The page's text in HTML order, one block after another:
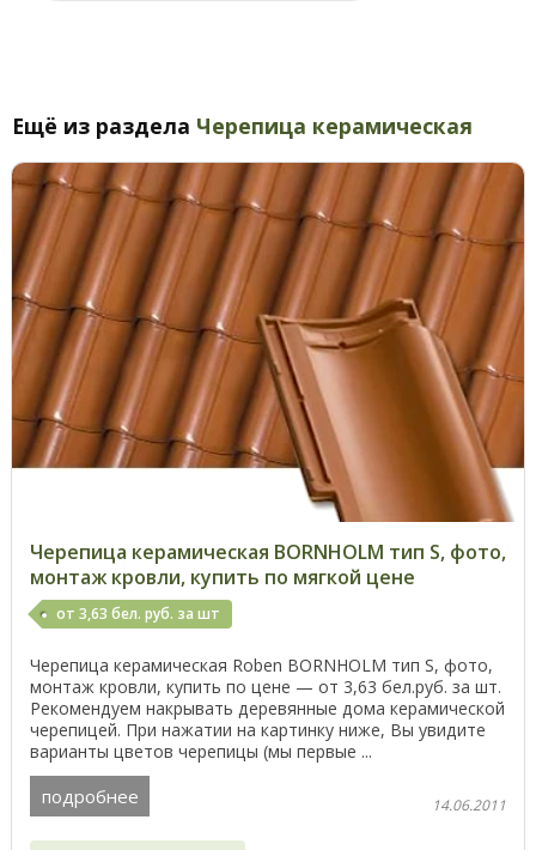
Ещё из раздела Черепица керамическая
Черепица керамическая BORNHOLM тип S, фото,
монтаж кровли, купить по мягкой цене
от 3,63 бел. руб. за шт
Черепица керамическая Roben BORNHOLM тип S, фото,
монтаж кровли, купить по цене — от 3,63 бел.руб. за шт.
Рекомендуем накрывать деревянные дома керамической
черепицей. При нажатии на картинку ниже, Вы увидите
варианты цветов черепицы (мы первые ...
подробнее 14.06.2011